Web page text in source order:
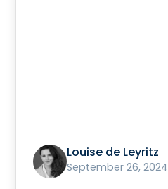
Louise de Leyritz
September 26, 2024